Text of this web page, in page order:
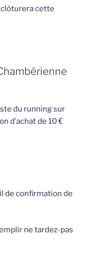
clôturera cette
du running sur
d’achat de 10 €
de confirmation de
ne tardez-pas